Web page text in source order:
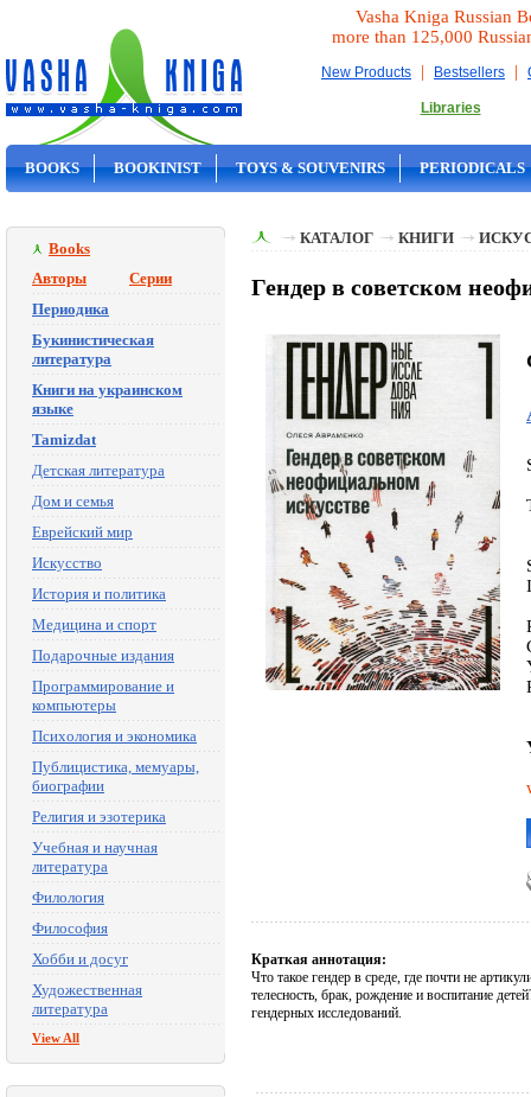
Vasha Kniga Russian
more than 125,000
New Products | Bestsellers |
Libraries
BOOKS BOOKINIST TOYS & SOUVENIRS PERIODICALS
Books
Авторы
Серии
Периодика
Букинистическая
литература
Книги на украинском
языке
Tamizdat
Детская литература
Дом и семья
Еврейский мир
Искусство
История и политика
Медицина и спорт
Подарочные издания
Программирование и
компьютеры
Психология и экономика
Публицистика, мемуары,
биографии
Религия и эзотерика
Учебная и научная
литература
Филология
Философия
Хобби и досуг
Художественная
литература
View All
КАТАЛОГ КНИГИ
Гендер в советском
Краткая аннотация:
Что такое гендер в среде, где почти не
телесность, брак, рождение и воспитание
гендерных исследований.